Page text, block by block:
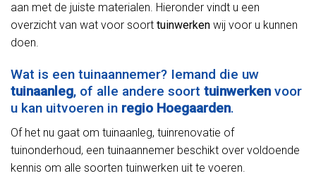
aan met de juiste materialen. Hieronder vindt u een
overzicht van wat voor soort tuinwerken wij voor u kunnen
doen.
Wat is een tuinaannemer? Iemand die uw
tuinaanleg, of alle andere soort tuinwerken voor
u kan uitvoeren in regio Hoegaarden.
Of het nu gaat om tuinaanleg, tuinrenovatie of
tuinonderhoud, een tuinaannemer beschikt over voldoende
kennis om alle soorten tuinwerken uit te voeren.